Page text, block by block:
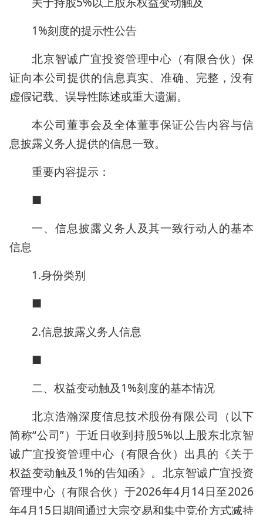
1%刻度的提示性公告
北京智诚广宜投资管理中心（有限合伙）保
证向本公司提供的信息真实、准确、完整，没有
虚假记载、误导性陈述或重大遗漏。
本公司董事会及全体董事保证公告内容与信
息披露义务人提供的信息一致。
重要内容提示：
■
一、信息披露义务人及其一致行动人的基本
信息
1.身份类别
■
2.信息披露义务人信息
■
二、权益变动触及1%刻度的基本情况
北京浩瀚深度信息技术股份有限公司（以下
简称“公司”）于近日收到持股5%以上股东北京智
诚广宜投资管理中心（有限合伙）出具的《关于
权益变动触及1%的告知函》。北京智诚广宜投资
管理中心（有限合伙）于2026年4月14日至2026
年4月15日期间通过大宗交易和集中竞价方式减持